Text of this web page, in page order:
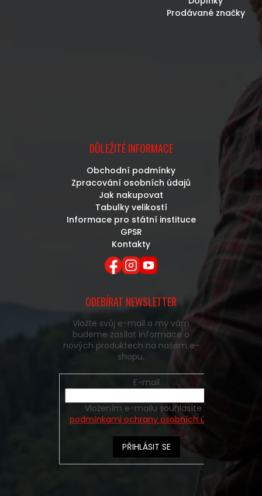
Prodávané značky
DŮLEŽITÉ INFORMACE
Obchodní podmínky
Zpracování osobních údajů
Jak nakupovat
Tabulky velikostí
Informace pro státní instituce
GPSR
Kontakty
ODEBÍRAT NEWSLETTER
Vložte svůj e-mail a my vám
budeme zasílat informace o
nových produktech na našem e-
shopu.
E-mail
podmínkami ochrany osobních údajů
PŘIHLÁSIT SE